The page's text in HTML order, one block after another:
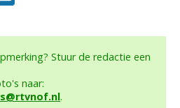
Stuur de redactie een
naar:
.